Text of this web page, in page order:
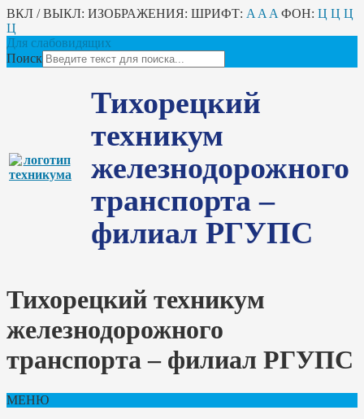
ВКЛ / ВЫКЛ: ИЗОБРАЖЕНИЯ: ШРИФТ: A A A ФОН: Ц Ц Ц
Ц
Для слабовидящих
Поиск
Тихорецкий
техникум
железнодорожного
транспорта –
филиал РГУПС
Тихорецкий техникум
железнодорожного
транспорта – филиал РГУПС
МЕНЮ